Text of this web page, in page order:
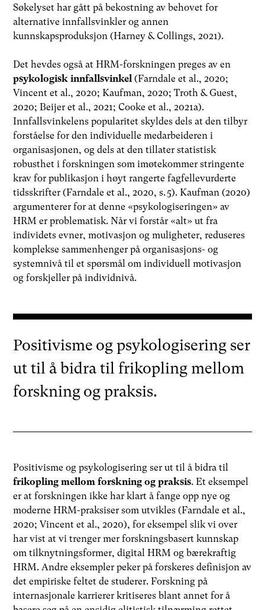
Søkelyset har gått på bekostning av behovet for
alternative innfallsvinkler og annen
kunnskapsproduksjon (Harney & Collings, 2021).
Det hevdes også at HRM-forskningen preges av en
psykologisk innfallsvinkel(Farndale et al., 2020;
Vincent et al., 2020; Kaufman, 2020; Troth & Guest,
2020; Beijer et al., 2021; Cooke et al., 2021a).
Innfallsvinkelens popularitet skyldes dels at den tilbyr
forståelse for den individuelle medarbeideren i
organisasjonen, og dels at den tillater statistisk
robusthet i forskningen som imøtekommer stringente
krav for publikasjon i høyt rangerte fagfellevurderte
tidsskrifter (Farndale et al., 2020, s. 5). Kaufman (2020)
argumenterer for at denne «psykologiseringen» av
HRM er problematisk. Når vi forstår «alt» ut fra
individets evner, motivasjon og muligheter, reduseres
komplekse sammenhenger på organisasjons- og
systemnivå til et spørsmål om individuell motivasjon
og forskjeller på individnivå.
Positivisme og psykologisering ser
ut til å bidra til frikopling mellom
forskning og praksis.
Positivisme og psykologisering ser ut til å bidra til
frikopling mellom forskning og praksis. Et eksempel
er at forskningen ikke har klart å fange opp nye og
moderne HRM-praksiser som utvikles (Farndale et al.,
2020; Vincent et al., 2020), for eksempel slik vi over
har vist at vi trenger mer forskningsbasert kunnskap
om tilknytningsformer, digital HRM og bærekraftig
HRM. Andre eksempler peker på forskeres definisjon av
det empiriske feltet de studerer. Forskning på
internasjonale karrierer kritiseres blant annet for å